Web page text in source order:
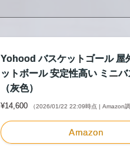
Yohood バスケットゴール 屋
ットボール 安定性高い ミニ
（灰色）
¥14,600 （2026/01/22 22:09時点 | Amazon調
Amazon